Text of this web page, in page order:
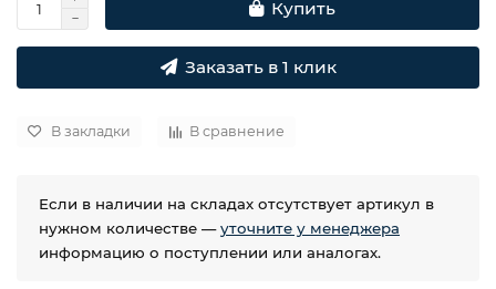
Купить
Заказать в 1 клик
В закладки В сравнение
Если в наличии на складах отсутствует артикул в
нужном количестве —уточните у менеджера
информацию о поступлении или аналогах.